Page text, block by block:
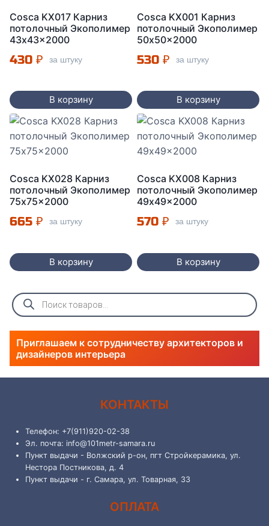
Cosca KX017 Карниз
потолочный Экополимер
43x43x2000
430 ₽ за штуку
В корзину
Cosca KX001 Карниз
потолочный Экополимер
50x50x2000
530 ₽ за штуку
В корзину
Cosca KX028 Карниз
потолочный Экополимер
75x75x2000
665 ₽ за штуку
В корзину
Cosca KX008 Карниз
потолочный Экополимер
49x49x2000
570 ₽ за штуку
В корзину
Поиск
товаров
Приглашаем к сотрудничеству архитекторов и
дизайнеров интерьера
КОНТАКТЫ
Телефон: +7(911)920-02-38
Эл. почта: info@101metr-samara.ru
Пункт выдачи - Волжский р-он, пгт Стройкерамика, ул.
Нестора Постникова, д. 4
Пункт выдачи - г. Самара, ул. Товарная, 33
ОПЛАТА